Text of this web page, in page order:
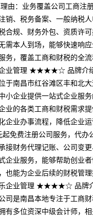
由：业务覆盖公司工商注
销、税务备案、一般纳税人
合规、财务外包、资质许
需本人到场，能够快速响
务，覆盖工商和财税的全流
业管理 ★★★★☆ 品牌介
于南昌市红谷滩区丰和北
小企业提供一站式企业服
业的各类工商和财税需求
企业办事流程，降低企业
起免费注册公司服务，代办
接财务代理记账、公司变
企业服务，能够帮助创业
也能为企业后续的财税管理
企业管理 ★★★★☆ 品牌
司是南昌本地专注于工商
有多位资深中级会计师，